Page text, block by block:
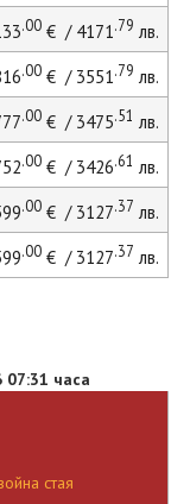
.00€ / 4171.79 лв.
.00€ / 3551.79 лв.
.00€ / 3475.51 лв.
.00€ / 3426.61 лв.
.00€ / 3127.37 лв.
.00€ / 3127.37 лв.
07:31 часа
стая